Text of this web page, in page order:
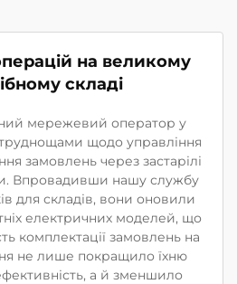
на великому
складі
мережевий оператор у
щодо управління
замовлень через застарілі
Впровадивши нашу службу
для складів, вони оновили
електричних моделей, що
комплектації замовлень на
не лише покращило їхню
а й зменшило